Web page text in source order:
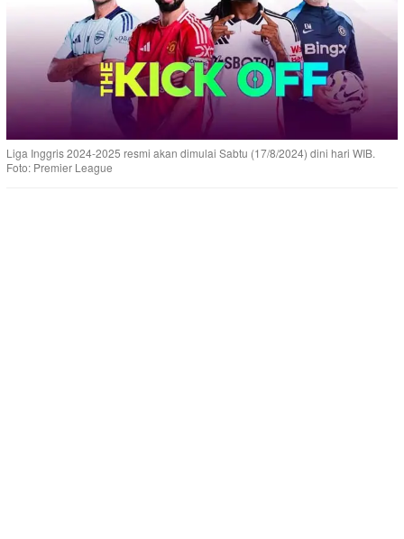
Liga Inggris 2024-2025 resmi akan dimulai Sabtu (17/8/2024) dini hari WIB.
Foto: Premier League